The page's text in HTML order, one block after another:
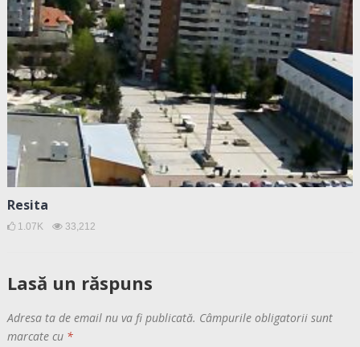
Resita
1.07K 33,212
Lasă un răspuns
Adresa ta de email nu va fi publicată. Câmpurile obligatorii sunt
marcate cu *